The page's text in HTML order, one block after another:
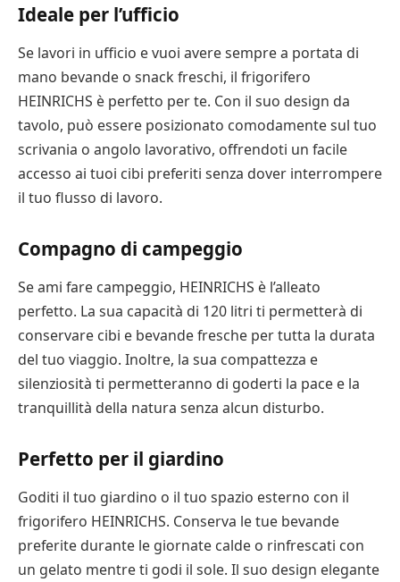
Ideale per l’ufficio
Se lavori in ufficio e vuoi avere sempre a portata di
mano bevande o snack freschi, il frigorifero
HEINRICHS è perfetto per te. Con il suo design da
tavolo, può essere posizionato comodamente sul tuo
scrivania o angolo lavorativo, offrendoti un facile
accesso ai tuoi cibi preferiti senza dover interrompere
il tuo flusso di lavoro.
Compagno di campeggio
Se ami fare campeggio, HEINRICHS è l’alleato
perfetto. La sua capacità di 120 litri ti permetterà di
conservare cibi e bevande fresche per tutta la durata
del tuo viaggio. Inoltre, la sua compattezza e
silenziosità ti permetteranno di goderti la pace e la
tranquillità della natura senza alcun disturbo.
Perfetto per il giardino
Goditi il tuo giardino o il tuo spazio esterno con il
frigorifero HEINRICHS. Conserva le tue bevande
preferite durante le giornate calde o rinfrescati con
un gelato mentre ti godi il sole. Il suo design elegante